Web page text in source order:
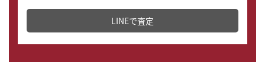
どこからでもすぐに査定金額を知ることが出来ます。
LINEで査定